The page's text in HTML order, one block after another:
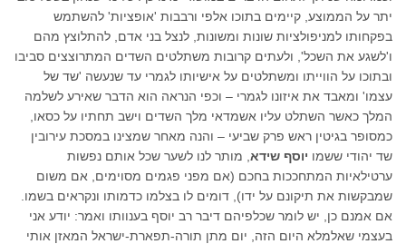
יתר על הממוצע, קיימים בתוכו אלפי ורבבות 'אופציות' להשתמש
בפקחותו למניפולציות שונות ומשונות, לנצל בני אדם, להתלוצץ מהם
ו'לשגע את השכל', ולעתים קרובות משתלטים השדים המתרוצצים סביבו
ובתוכו על הווייתו ומשתלטים על אישיותו לגמרי עד שנעשה 'שד של
עצמו' ומאבד את איזונו לגמרי – וכפי הנראה הוא הדבר שאירע לשלמה
המלך כאשר השתלט עליו אשמדאי מלך השדים וישב תחתיו על כסאו,
כמסופר בגיטין ראש פרק שביעי – והנה מאחר שמצינו במסכת עירובין
שד יהודי ששמו יוסף שידא , מותר לנו לשער שכל אותם נפשות
ערטילאיות המתחככות בחכם (אם מפני פגמים מסוימים, אם משום
שמבקשות את תיקונם על ידו), דומים לו בצלמו כדמותו ונקראים בשמו.
אם אמנם כן, יש לומר שכלפיהם דיבר רב יוסף בענוותו ואמר: יודע אני
בעצמי שאלמלא היום הזה, יום מתן תורה-תפארת-ישראל המאזן אותי